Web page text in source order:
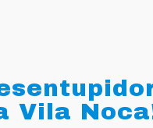
Vila